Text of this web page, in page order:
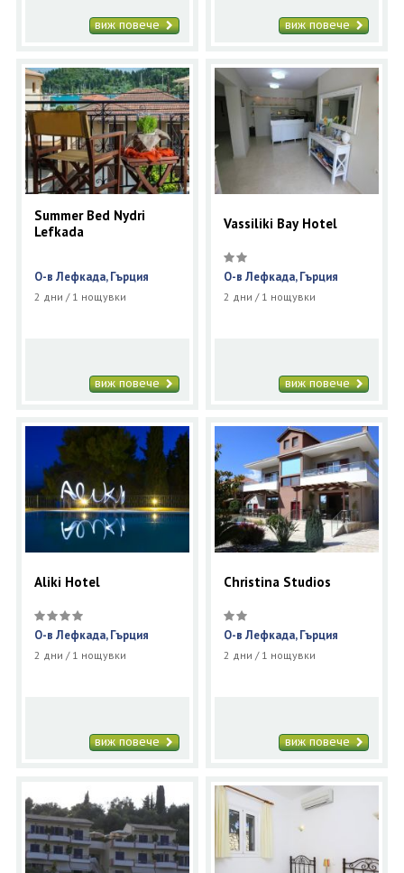
виж повече виж повече
Summer Bed Nydri
Lefkada
О-в Лефкада, Гърция
2 дни / 1 нощувки
виж повече
Vassiliki Bay Hotel
О-в Лефкада, Гърция
2 дни / 1 нощувки
виж повече
Aliki Hotel
О-в Лефкада, Гърция
2 дни / 1 нощувки
виж повече
Christina Studios
О-в Лефкада, Гърция
2 дни / 1 нощувки
виж повече